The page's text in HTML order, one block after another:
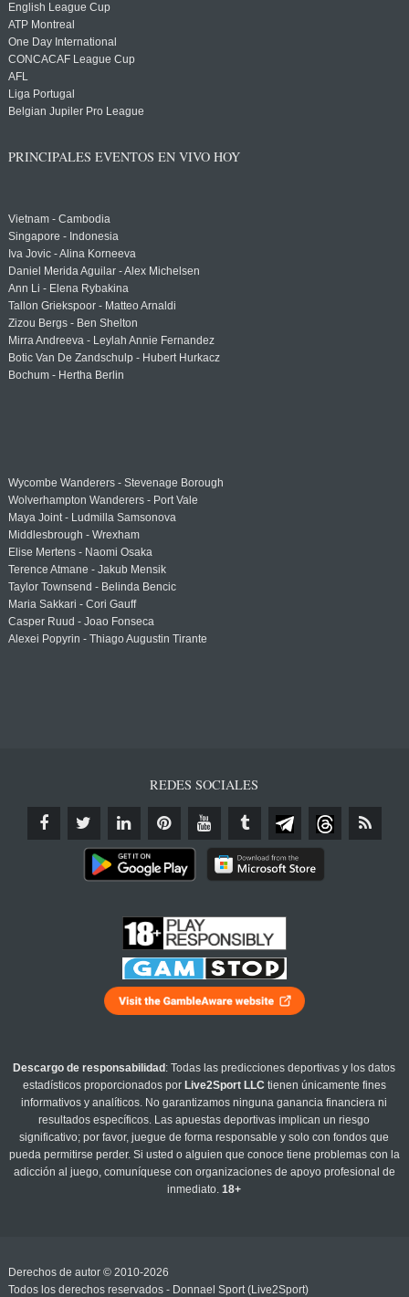
English League Cup
ATP Montreal
One Day International
CONCACAF League Cup
AFL
Liga Portugal
Belgian Jupiler Pro League
PRINCIPALES EVENTOS EN VIVO HOY
Vietnam - Cambodia
Singapore - Indonesia
Iva Jovic - Alina Korneeva
Daniel Merida Aguilar - Alex Michelsen
Ann Li - Elena Rybakina
Tallon Griekspoor - Matteo Arnaldi
Zizou Bergs - Ben Shelton
Mirra Andreeva - Leylah Annie Fernandez
Botic Van De Zandschulp - Hubert Hurkacz
Bochum - Hertha Berlin
Wycombe Wanderers - Stevenage Borough
Wolverhampton Wanderers - Port Vale
Maya Joint - Ludmilla Samsonova
Middlesbrough - Wrexham
Elise Mertens - Naomi Osaka
Terence Atmane - Jakub Mensik
Taylor Townsend - Belinda Bencic
Maria Sakkari - Cori Gauff
Casper Ruud - Joao Fonseca
Alexei Popyrin - Thiago Augustin Tirante
REDES SOCIALES
Descargo de responsabilidad : Todas las predicciones deportivas y los datos
estadísticos proporcionados por Live2Sport LLC tienen únicamente fines
informativos y analíticos. No garantizamos ninguna ganancia financiera ni
resultados específicos. Las apuestas deportivas implican un riesgo
significativo; por favor, juegue de forma responsable y solo con fondos que
pueda permitirse perder. Si usted o alguien que conoce tiene problemas con la
adicción al juego, comuníquese con organizaciones de apoyo profesional de
inmediato.18+
Derechos de autor © 2010-2026
Todos los derechos reservados - Donnael Sport (Live2Sport)